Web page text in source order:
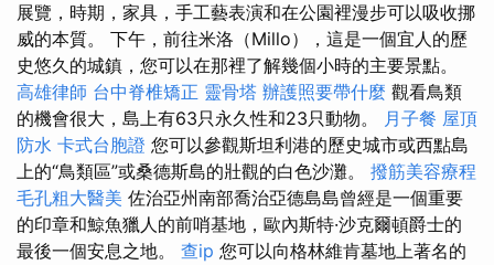
展覽，時期，家具，手工藝表演和在公園裡漫步可以吸收挪
威的本質。 下午，前往米洛（Millo），這是一個宜人的歷
史悠久的城鎮，您可以在那裡了解幾個小時的主要景點。
高雄律師 台中脊椎矯正 靈骨塔 辦護照要帶什麼 觀看鳥類
的機會很大，島上有63只永久性和23只動物。 月子餐 屋頂
防水 卡式台胞證 您可以參觀斯坦利港的歷史城市或西點島
上的“鳥類區”或桑德斯島的壯觀的白色沙灘。 撥筋美容療程
毛孔粗大醫美 佐治亞州南部喬治亞德島島曾經是一個重要
的印章和鯨魚獵人的前哨基地，歐內斯特·沙克爾頓爵士的
最後一個安息之地。 查ip 您可以向格林維肯墓地上著名的